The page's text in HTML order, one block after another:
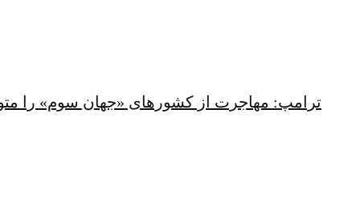
ترامپ: مهاجرت از کشورهای «جهان سوم» را